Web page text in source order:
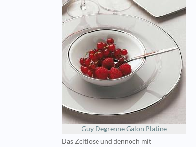
Guy Degrenne Galon Platine
Das Zeitlose und dennoch mit